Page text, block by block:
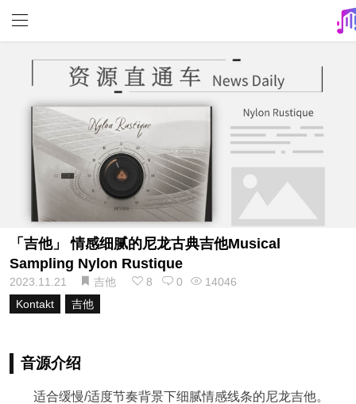
「吉他」 情感细腻的尼龙古典吉他Musical
Sampling Nylon Rustique
2023.11.21 吉他 8 0
14046
Kontakt
吉他
音源介绍
适合缓慢/适度节奏背景下细腻情感线条的尼龙吉他。